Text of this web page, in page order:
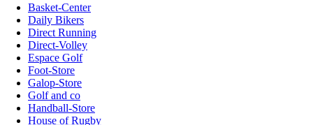
Basket-Center
Daily Bikers
Direct Running
Direct-Volley
Espace Golf
Foot-Store
Galop-Store
Golf and co
Handball-Store
House of Rugby